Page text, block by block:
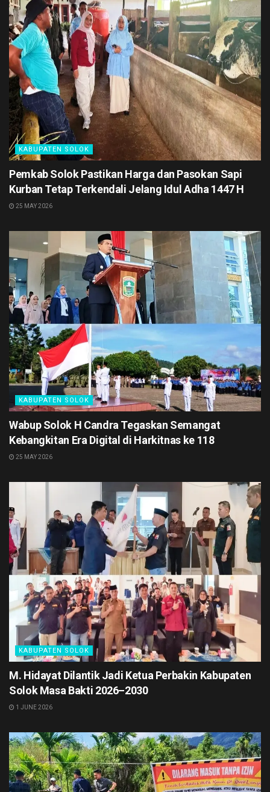
KABUPATEN SOLOK
Pemkab Solok Pastikan Harga dan Pasokan Sapi
Kurban Tetap Terkendali Jelang Idul Adha 1447 H
25 MAY 2026
KABUPATEN SOLOK
Wabup Solok H Candra Tegaskan Semangat
Kebangkitan Era Digital di Harkitnas ke 118
25 MAY 2026
KABUPATEN SOLOK
M. Hidayat Dilantik Jadi Ketua Perbakin Kabupaten
Solok Masa Bakti 2026–2030
1 JUNE 2026